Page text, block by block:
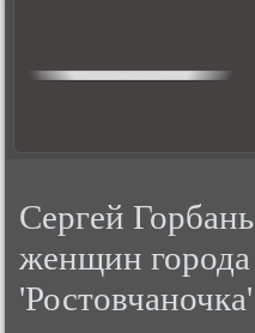
Сергей
женщин города
'Ростовчаночка'